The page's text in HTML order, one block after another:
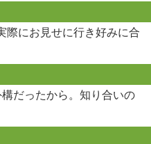
際にお見せに行き好みに合
だったから。知り合いの